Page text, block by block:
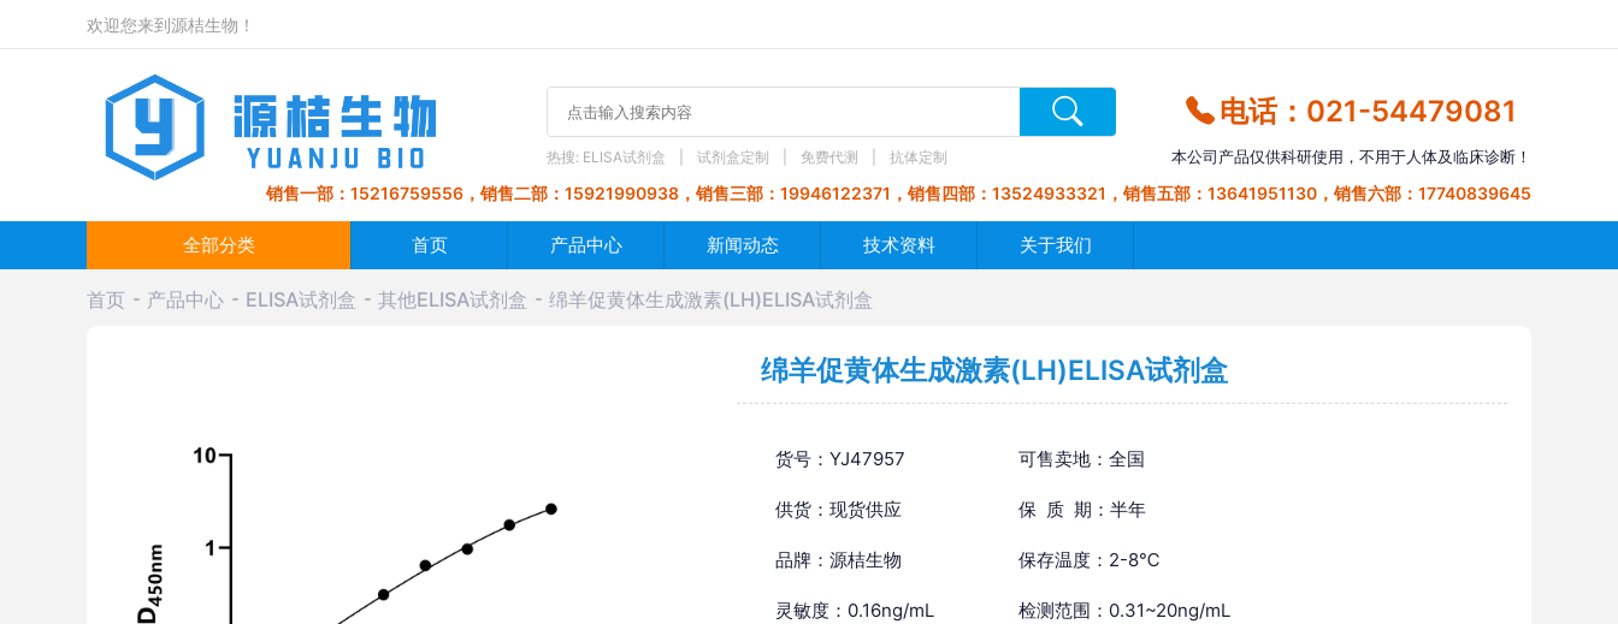
欢迎您来到源桔生物！
热搜: ELISA试剂盒 试剂盒定制 免费代测 抗体定制
电话：021-54479081
本公司产品仅供科研使用，不用于人体及临床诊断！
销售一部：15216759556，销售二部：15921990938，销售三部：19946122371，销售四部：13524933321，销售五部：13641951130，销售六部：17740839645
全部分类 首页 产品中心 新闻动态 技术资料 关于我们
首页 产品中心 ELISA试剂盒 其他ELISA试剂盒 绵羊促黄体生成激素(LH)ELISA试剂盒
绵羊促黄体生成激素(LH)ELISA试剂盒
货号：YJ47957 可售卖地：全国
供货：现货供应 保 质 期：半年
品牌：源桔生物 保存温度：2-8℃
灵敏度：0.16ng/mL 检测范围：0.31~20ng/mL